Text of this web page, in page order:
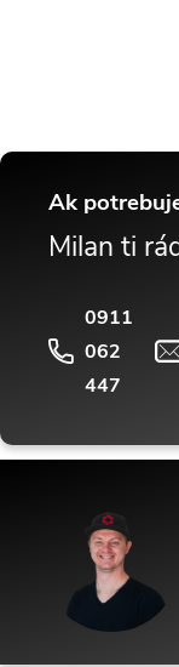
Ak
Milan ti
0911
062
447